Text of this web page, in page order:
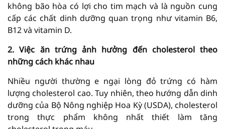
không bão hòa có lợi cho tim mạch và là nguồn cung
cấp các chất dinh dưỡng quan trọng như vitamin B6,
B12 và vitamin D.
2. Việc ăn trứng ảnh hưởng đến cholesterol theo
những cách khác nhau
Nhiều người thường e ngại lòng đỏ trứng có hàm
lượng cholesterol cao. Tuy nhiên, theo hướng dẫn dinh
dưỡng của Bộ Nông nghiệp Hoa Kỳ (USDA), cholesterol
trong thực phẩm không nhất thiết làm tăng